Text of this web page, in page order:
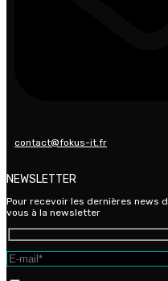
contact@fokus-it.fr
NEWSLETTER
Pour recevoir les dernières news
vous à la newsletter